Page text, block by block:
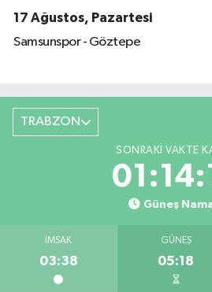
17 Ağustos, Pazartesi
Samsunspor - Göztepe
TRABZON
SONRAKI VAKTE
Güneş
İMSAK
03:38
GÜNEŞ
05:18